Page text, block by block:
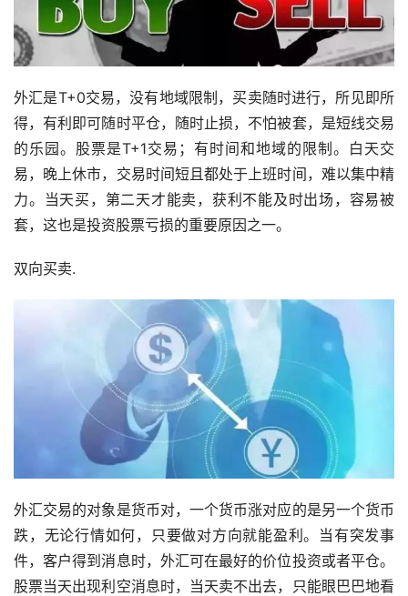
外汇是T+0交易，没有地域限制，买卖随时进行，所见即所
得，有利即可随时平仓，随时止损，不怕被套，是短线交易
的乐园。股票是T+1交易；有时间和地域的限制。白天交
易，晚上休市，交易时间短且都处于上班时间，难以集中精
力。当天买，第二天才能卖，获利不能及时出场，容易被
套，这也是投资股票亏损的重要原因之一。
双向买卖.
外汇交易的对象是货币对，一个货币涨对应的是另一个货币
跌，无论行情如何，只要做对方向就能盈利。当有突发事
件，客户得到消息时，外汇可在最好的价位投资或者平仓。
股票当天出现利空消息时，当天卖不出去，只能眼巴巴地看